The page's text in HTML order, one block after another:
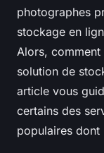
photographes
stockage en
Alors,
solution de
article vous
certains des
populaires dont